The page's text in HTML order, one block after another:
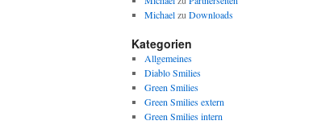
Michaelzu Downloads
Kategorien
Allgemeines
Diablo Smilies
Green Smilies
Green Smilies extern
Green Smilies intern